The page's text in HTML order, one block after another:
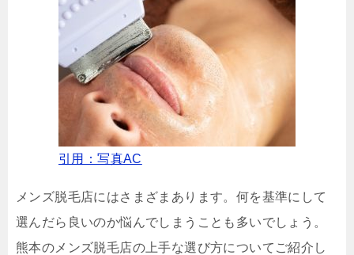
引用：写真AC
メンズ脱毛店にはさまざまあります。何を基準にして
選んだら良いのか悩んでしまうことも多いでしょう。
熊本のメンズ脱毛店の上手な選び方についてご紹介し